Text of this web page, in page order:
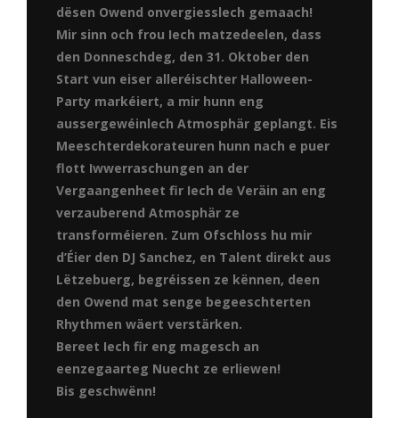
dësen Owend onvergiesslech gemaach!
Mir sinn och frou Iech matzedeelen, dass
den Donneschdeg, den 31. Oktober den
Start vun eiser alleréischter Halloween-
Party markéiert, a mir hunn eng
aussergewéinlech Atmosphär geplangt. Eis
Meeschterdekorateuren hunn nach e puer
flott Iwwerraschungen an der
Vergaangenheet fir Iech de Veräin an eng
verzauberend Atmosphär ze
transforméieren. Zum Ofschloss hu mir
d’Éier den DJ Sanchez, en Talent direkt aus
Lëtzebuerg, begréissen ze kënnen, deen
den Owend mat senge begeeschterten
Rhythmen wäert verstärken.
Bereet Iech fir eng magesch an
eenzegaarteg Nuecht ze erliewen!
Bis geschwënn!